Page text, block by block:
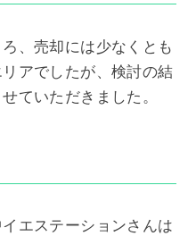
、売却には少なくとも
アでしたが、検討の結
ていただきました。
エステーションさんは